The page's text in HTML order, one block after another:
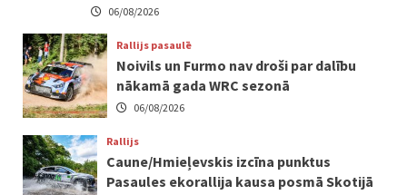
06/08/2026
Rallijs pasaulē
Noivils un Furmo nav droši par dalību
nākamā gada WRC sezonā
06/08/2026
Rallijs
Caune/Hmieļevskis izcīna punktus
Pasaules ekorallija kausa posmā Skotijā